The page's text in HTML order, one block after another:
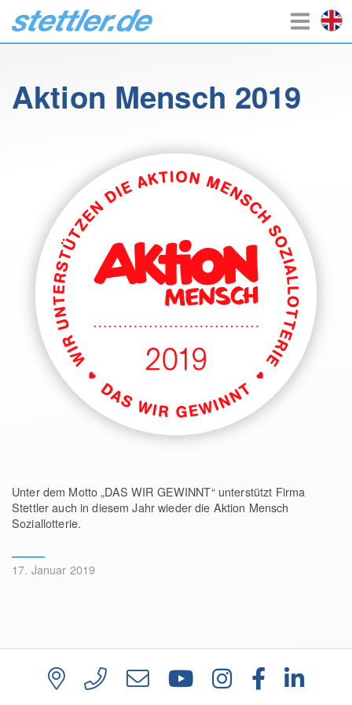
Aktion Mensch 2019
Unter dem Motto „DAS WIR GEWINNT“ unterstützt Firma
Stettler auch in diesem Jahr wieder die Aktion Mensch
Soziallotterie.
17. Januar 2019